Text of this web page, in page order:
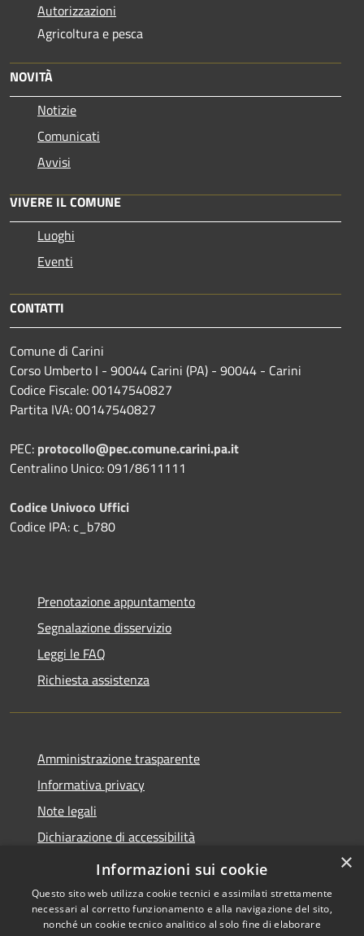
Autorizzazioni
Agricoltura e pesca
NOVITÀ
Notizie
Comunicati
Avvisi
VIVERE IL COMUNE
Luoghi
Eventi
CONTATTI
Comune di Carini
Corso Umberto I - 90044 Carini (PA) - 90044 - Carini
Codice Fiscale: 00147540827
Partita IVA: 00147540827
PEC: protocollo@pec.comune.carini.pa.it
Centralino Unico: 091/8611111
Codice Univoco Uffici
Codice IPA: c_b780
Prenotazione appuntamento
Segnalazione disservizio
Leggi le FAQ
Richiesta assistenza
Amministrazione trasparente
Informativa privacy
Note legali
Dichiarazione di accessibilità
Privacy e protezione dei dati
×
Informazioni sui cookie
Questo sito web utilizza cookie tecnici e assimilati strettamente
necessari al corretto funzionamento e alla navigazione del sito,
nonché un cookie tecnico analitico al solo fine di elaborare